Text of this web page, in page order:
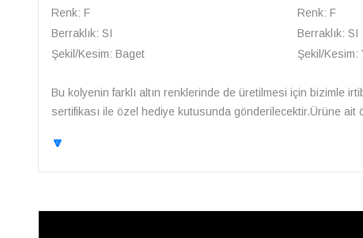
Renk: F
Berraklık: SI
Şekil/Kesim: Baget
Renk: F
Berraklık: SI
Şekil/Kesim:
Bu kolyenin farklı altın renklerinde de üretilmesi için bizimle
sertifikası ile özel hediye kutusunda gönderilecektir.Ürüne ait
🔽